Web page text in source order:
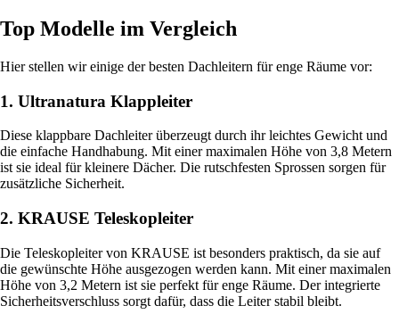
Top Modelle im Vergleich
Hier stellen wir einige der besten Dachleitern für enge Räume vor:
1. Ultranatura Klappleiter
Diese klappbare Dachleiter überzeugt durch ihr leichtes Gewicht und
die einfache Handhabung. Mit einer maximalen Höhe von 3,8 Metern
ist sie ideal für kleinere Dächer. Die rutschfesten Sprossen sorgen für
zusätzliche Sicherheit.
2. KRAUSE Teleskopleiter
Die Teleskopleiter von KRAUSE ist besonders praktisch, da sie auf
die gewünschte Höhe ausgezogen werden kann. Mit einer maximalen
Höhe von 3,2 Metern ist sie perfekt für enge Räume. Der integrierte
Sicherheitsverschluss sorgt dafür, dass die Leiter stabil bleibt.